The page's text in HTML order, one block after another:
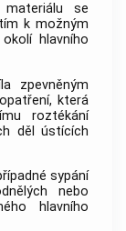
materiálu se
k možným
hlavního
zpevněným
která
roztékání
děl ústících
sypání
nebo
hlavního